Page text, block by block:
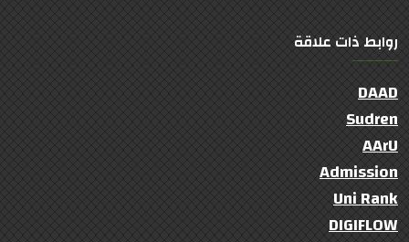
روابط ذات علاقة
DAAD
Sudren
AArU
Admission
Uni Rank
DIGIFLOW